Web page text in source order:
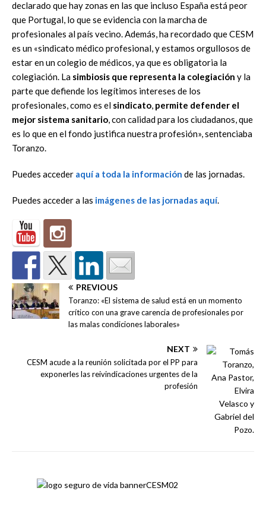
declarado que hay zonas en las que incluso España está peor
que Portugal, lo que se evidencia con la marcha de
profesionales al país vecino. Además, ha recordado que CESM
es un «sindicato médico profesional, y estamos orgullosos de
estar en un colegio de médicos, ya que es obligatoria la
colegiación. La simbiosis que representa la colegiación y la
parte que defiende los legítimos intereses de los
profesionales, como es el sindicato, permite defender el
mejor sistema sanitario, con calidad para los ciudadanos, que
es lo que en el fondo justifica nuestra profesión», sentenciaba
Toranzo.
Puedes acceder aquí a toda la información de las jornadas.
Puedes acceder a las imágenes de las jornadas aquí.
PREVIOUS
Toranzo: «El sistema de salud está en un momento
crítico con una grave carencia de profesionales por
las malas condiciones laborales»
NEXT
CESM acude a la reunión solicitada por el PP para
exponerles las reivindicaciones urgentes de la
profesión